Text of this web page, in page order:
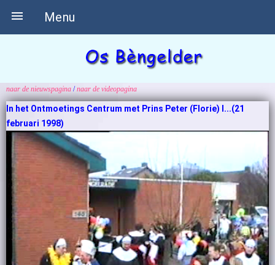
Menu

naar de nieuwspagina /naar de videopagina
In het Ontmoetings Centrum met Prins Peter (Florie) I...(21
februari 1998)